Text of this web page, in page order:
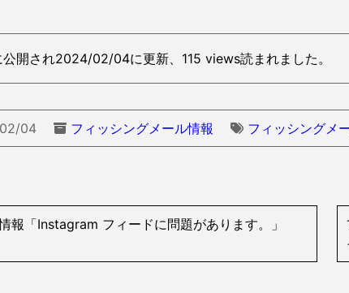
開され2024/02/04に更新、115 views読まれました。
04 フィッシングメール情報 フィッシングメ
報「Instagram フィードに問題があります。」